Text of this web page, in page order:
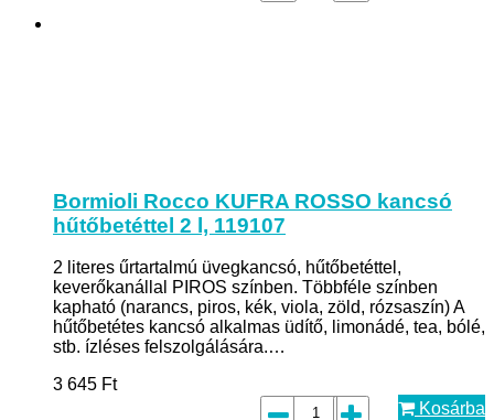
Bormioli Rocco KUFRA ROSSO kancsó
hűtőbetéttel 2 l, 119107
2 literes űrtartalmú üvegkancsó, hűtőbetéttel,
keverőkanállal PIROS színben. Többféle színben
kapható (narancs, piros, kék, viola, zöld, rózsaszín) A
hűtőbetétes kancsó alkalmas üdítő, limonádé, tea, bólé,
stb. ízléses felszolgálására.…
3 645 Ft
Kosárba